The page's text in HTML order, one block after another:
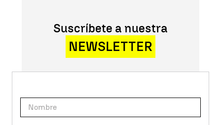
Suscríbete a nuestra
NEWSLETTER